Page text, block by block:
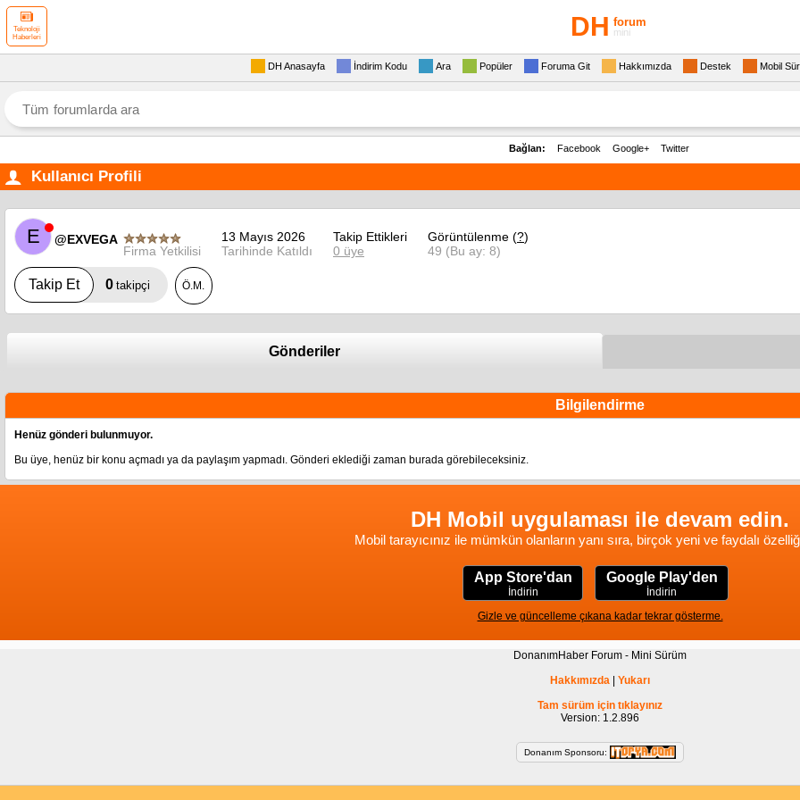
Teknoloji
Haberleri
DH forum
mini
DH Anasayfa İndirim Kodu Ara Popüler Foruma Git Hakkımızda Destek Mobil
Bağlan: Facebook Google+ Twitter
Kullanıcı Profili
E @EXVEGA
Firma Yetkilisi
13 Mayıs 2026
Tarihinde Katıldı
Takip Ettikleri
0 üye
Görüntülenme (?)
49 (Bu ay: 8)
Takip Et 0 takipçi Ö.M.
Gönderiler
Bilgilendirme
Henüz gönderi bulunmuyor.
Bu üye, henüz bir konu açmadı ya da paylaşım yapmadı. Gönderi eklediği zaman burada görebileceksiniz.
DH Mobil uygulaması ile devam edin.
Mobil tarayıcınız ile mümkün olanların yanı sıra, birçok yeni ve faydalı
App Store'dan
İndirin
Google Play'den
İndirin
Gizle ve güncelleme çıkana kadar tekrar gösterme.
DonanımHaber Forum - Mini Sürüm
Hakkımızda
Yukarı
Tam sürüm için tıklayınız
Version: 1.2.896
Donanım Sponsoru: